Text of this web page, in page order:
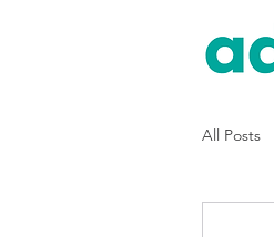
All Posts